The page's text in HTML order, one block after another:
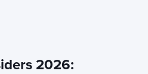
2026: